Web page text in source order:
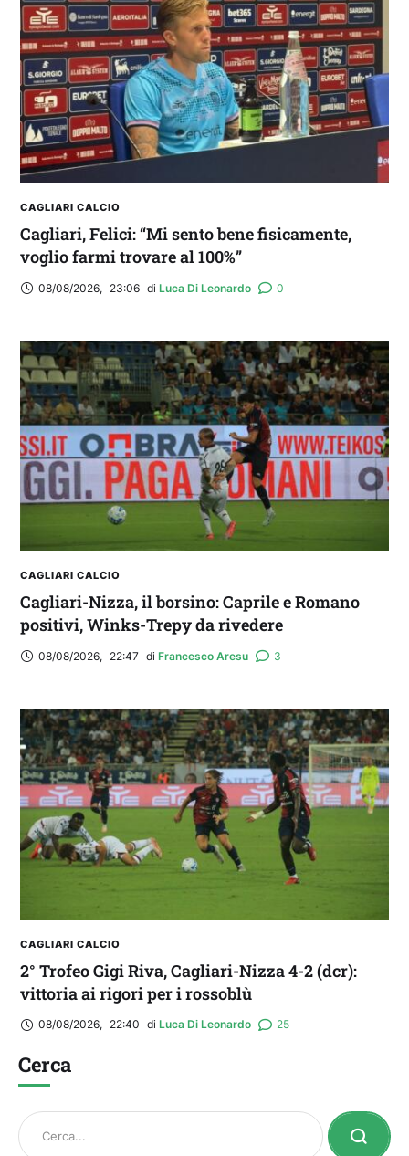
2° TROFEO RIVA | IL POST-PARTITA: commenta
con noi il match tra Cagliari e Nizza
CAGLIARI CALCIO
Cagliari, Felici: “Mi sento bene fisicamente,
voglio farmi trovare al 100%”
08/08/2026, 23:06 di Luca Di Leonardo 0
CAGLIARI CALCIO
Cagliari-Nizza, il borsino: Caprile e Romano
positivi, Winks-Trepy da rivedere
08/08/2026, 22:47 di Francesco Aresu 3
CAGLIARI CALCIO
2° Trofeo Gigi Riva, Cagliari-Nizza 4-2 (dcr):
vittoria ai rigori per i rossoblù
08/08/2026, 22:40 di Luca Di Leonardo 25
Cerca